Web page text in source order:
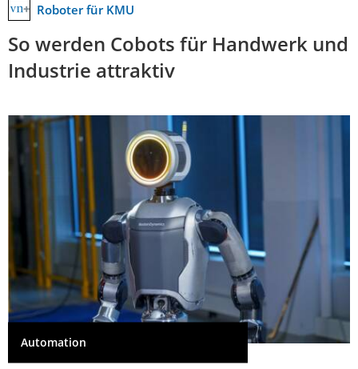
Roboter für KMU
So werden Cobots für Handwerk und
Industrie attraktiv
Automation